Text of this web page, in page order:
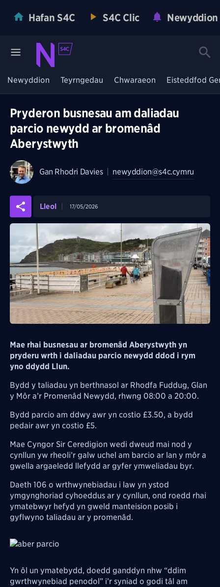
Hafan S4C S4C Clic Newyddion
Newyddion Teyrngedau Chwaraeon Eisteddfod
Pryderon busnesau am daliadau
parcio newydd ar bromenâd
Aberystwyth
Gan Rhodri Davies newyddion@s4c.cymru
Lleol 17/05/2026
Mae rhai busnesau ar bromenâd Aberystwyth yn
pryderu wrth i daliadau parcio newydd ddod i rym
yno ddydd Llun.
Bydd y taliadau yn berthnasol ar Rhodfa Fuddug, Glan
y Môr a’r Promenâd Newydd, rhwng 08:00 a 20:00.
Bydd parcio am ddwy awr yn costio £3.50, a bydd
pedair awr yn costio £5.
Mae Cyngor Sir Ceredigion wedi dweud mai nod y
cynllun yw rheoli’r galw uchel am barcio ar lan y môr a
gwella argaeledd llefydd ar gyfer ymweliadau byr.
Daeth 106 o wrthwynebiadau i law yn ystod
ymgynghoriad cyhoeddus ar y cynllun, ond roedd rhai
ymatebwyr hefyd yn gweld manteision posib i
gyflwyno taliadau ar y promenâd.
Image
Yn ôl un ymatebydd, doedd ganddyn nhw “ddim
gwrthwynebiad penodol” i’r syniad o godi tâl am